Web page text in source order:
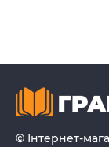
© Інтернет-